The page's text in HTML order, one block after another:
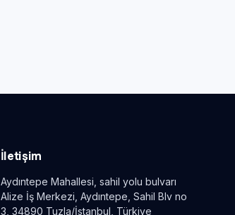
İletişim
Aydıntepe Mahallesi, sahil yolu bulvarı
Alize İş Merkezi, Aydıntepe, Sahil Blv no
3, 34890 Tuzla/İstanbul, Türkiye